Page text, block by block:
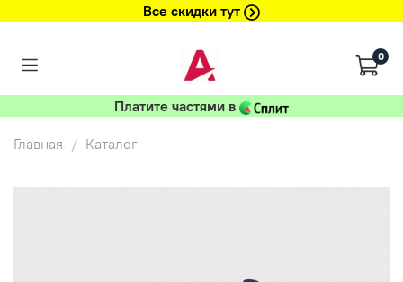
Все скидки тут
0
Платите частями в
Главная Каталог